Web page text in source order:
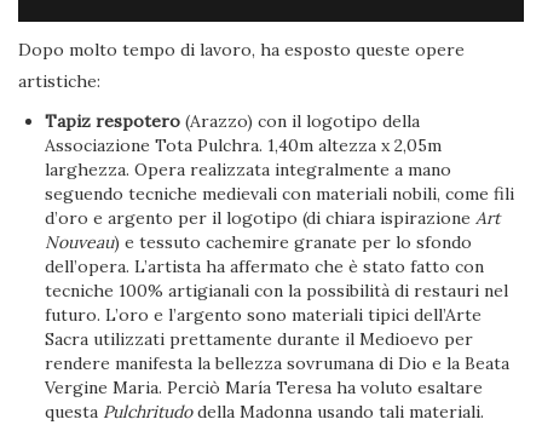
Dopo molto tempo di lavoro, ha esposto queste opere
artistiche:
Tapiz respotero (Arazzo) con il logotipo della
Associazione Tota Pulchra. 1,40m altezza x 2,05m
larghezza. Opera realizzata integralmente a mano
seguendo tecniche medievali con materiali nobili, come fili
d’oro e argento per il logotipo (di chiara ispirazioneArt
Nouveau) e tessuto cachemire granate per lo sfondo
dell’opera. L’artista ha affermato che è stato fatto con
tecniche 100% artigianali con la possibilità di restauri nel
futuro. L’oro e l’argento sono materiali tipici dell’Arte
Sacra utilizzati prettamente durante il Medioevo per
rendere manifesta la bellezza sovrumana di Dio e la Beata
Vergine Maria. Perciò María Teresa ha voluto esaltare
questa Pulchritudodella Madonna usando tali materiali.